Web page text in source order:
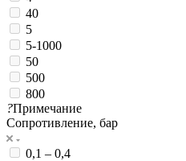
40
5
5-1000
50
500
800
?Примечание
Сопротивление, бар
0,1 – 0,4